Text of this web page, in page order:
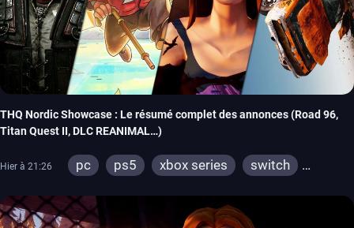
THQ Nordic Showcase : Le résumé complet des annonces (Road 96,
Titan Quest II, DLC REANIMAL…)
Hier à 21:26 pc ps5 xbox series
switch